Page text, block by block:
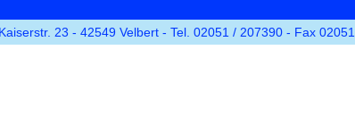
23 - 42549 Velbert - Tel. 02051 / 207390 - Fax